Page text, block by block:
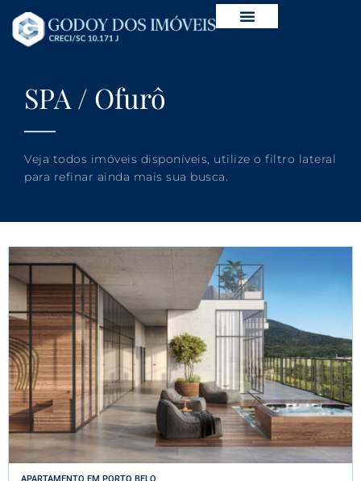
SPA / Ofurô
Veja todos imóveis disponíveis, utilize o filtro lateral
para refinar ainda mais sua busca.